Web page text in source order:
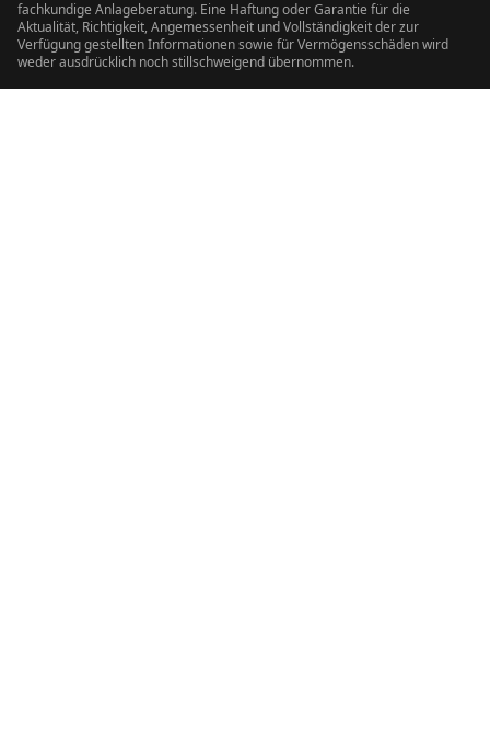
fachkundige Anlageberatung. Eine Haftung oder Garantie für die
Aktualität, Richtigkeit, Angemessenheit und Vollständigkeit der zur
Verfügung gestellten Informationen sowie für Vermögensschäden wird
weder ausdrücklich noch stillschweigend übernommen.